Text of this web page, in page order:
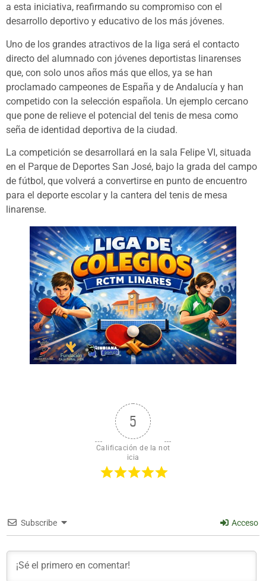
a esta iniciativa, reafirmando su compromiso con el
desarrollo deportivo y educativo de los más jóvenes.
Uno de los grandes atractivos de la liga será el contacto
directo del alumnado con jóvenes deportistas linarenses
que, con solo unos años más que ellos, ya se han
proclamado campeones de España y de Andalucía y han
competido con la selección española. Un ejemplo cercano
que pone de relieve el potencial del tenis de mesa como
seña de identidad deportiva de la ciudad.
La competición se desarrollará en la sala Felipe VI, situada
en el Parque de Deportes San José, bajo la grada del campo
de fútbol, que volverá a convertirse en punto de encuentro
para el deporte escolar y la cantera del tenis de mesa
linarense.
5
Calificación de la not
icia
Subscribe Acceso